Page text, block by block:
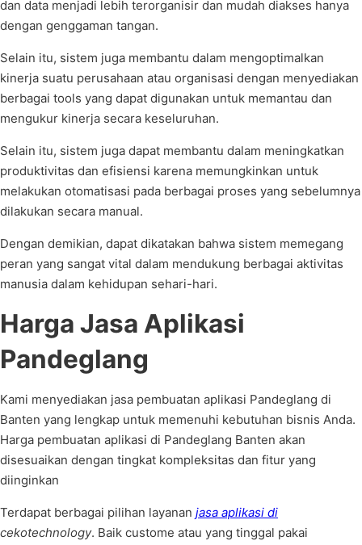
dan data menjadi lebih terorganisir dan mudah diakses hanya
dengan genggaman tangan.
Selain itu, sistem juga membantu dalam mengoptimalkan
kinerja suatu perusahaan atau organisasi dengan menyediakan
berbagai tools yang dapat digunakan untuk memantau dan
mengukur kinerja secara keseluruhan.
Selain itu, sistem juga dapat membantu dalam meningkatkan
produktivitas dan efisiensi karena memungkinkan untuk
melakukan otomatisasi pada berbagai proses yang sebelumnya
dilakukan secara manual.
Dengan demikian, dapat dikatakan bahwa sistem memegang
peran yang sangat vital dalam mendukung berbagai aktivitas
manusia dalam kehidupan sehari-hari.
Harga Jasa Aplikasi
Pandeglang
Kami menyediakan jasa pembuatan aplikasi Pandeglang di
Banten yang lengkap untuk memenuhi kebutuhan bisnis Anda.
Harga pembuatan aplikasi di Pandeglang Banten akan
disesuaikan dengan tingkat kompleksitas dan fitur yang
diinginkan
Terdapat berbagai pilihan layanan jasa aplikasi di
cekotechnology. Baik custome atau yang tinggal pakai